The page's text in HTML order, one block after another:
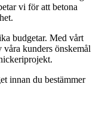
vi för att betona
budgetar. Med vårt
kunders önskemål
innan du bestämmer